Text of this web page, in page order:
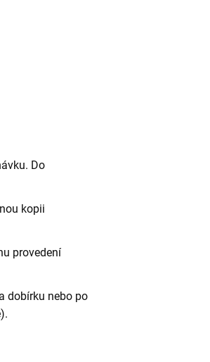
Do
kopii
provedení
dobírku nebo po